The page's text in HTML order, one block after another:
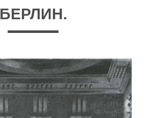
БЕРЛИН.